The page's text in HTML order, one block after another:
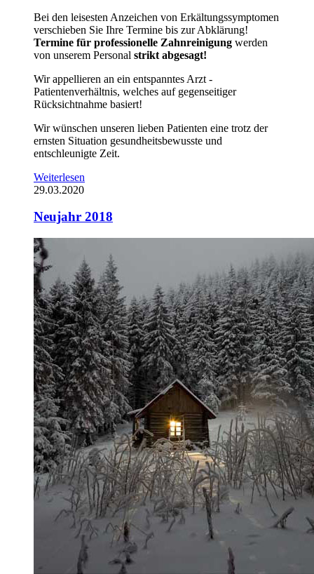
Bei den leisesten Anzeichen von Erkältungssymptomen
verschieben Sie Ihre Termine bis zur Abklärung!
Termine für professionelle Zahnreinigung werden
von unserem Personal strikt abgesagt!
Wir appellieren an ein entspanntes Arzt -
Patientenverhältnis, welches auf gegenseitiger
Rücksichtnahme basiert!
Wir wünschen unseren lieben Patienten eine trotz der
ernsten Situation gesundheitsbewusste und
entschleunigte Zeit.
Weiterlesen
29.03.2020
Neujahr 2018